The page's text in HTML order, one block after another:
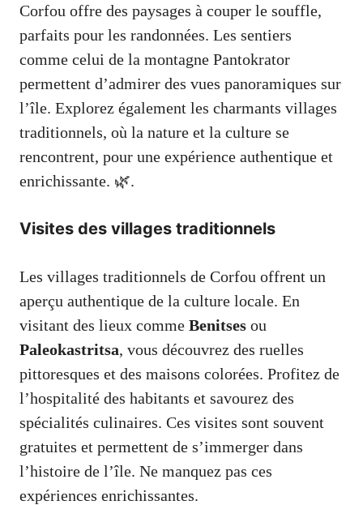
Corfou offre des paysages à couper le souffle,
parfaits pour les randonnées. Les sentiers
comme celui de la montagne Pantokrator
permettent d’admirer des vues panoramiques sur
l’île. Explorez également les charmants villages
traditionnels, où la nature et la culture se
rencontrent, pour une expérience authentique et
enrichissante. 🌿.
Visites des villages traditionnels
Les villages traditionnels de Corfou offrent un
aperçu authentique de la culture locale. En
visitant des lieux comme Benitses ou
Paleokastritsa, vous découvrez des ruelles
pittoresques et des maisons colorées. Profitez de
l’hospitalité des habitants et savourez des
spécialités culinaires. Ces visites sont souvent
gratuites et permettent de s’immerger dans
l’histoire de l’île. Ne manquez pas ces
expériences enrichissantes.